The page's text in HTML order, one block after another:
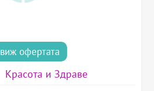
виж офертата
Красота и Здраве